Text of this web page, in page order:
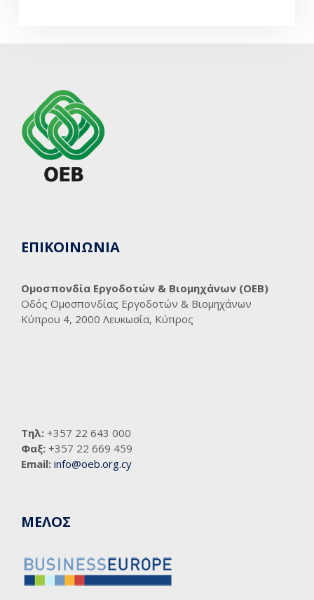
ΕΠΙΚΟΙΝΩΝΙΑ
Ομοσπονδία Εργοδοτών & Βιομηχάνων (ΟΕΒ)
Οδός Ομοσπονδίας Εργοδοτών & Βιομηχάνων
Κύπρου 4, 2000 Λευκωσία, Κύπρος
Τηλ: +357 22 643 000
Φαξ: +357 22 669 459
Email: info@oeb.org.cy
ΜΕΛΟΣ